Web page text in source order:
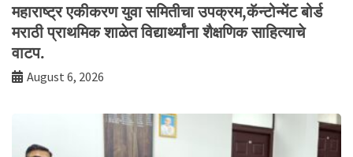
महाराष्ट्र एकीकरण युवा समितीचा उपक्रम,कॅन्टोन्मेंट बोर्ड
मराठी प्राथमिक शाळेत विद्यार्थ्यांना शैक्षणिक साहित्याचे
वाटप.
August 6, 2026